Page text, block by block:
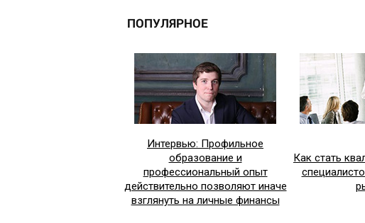
ПОПУЛЯРНОЕ
Интервью: Профильное
образование и
профессиональный опыт
действительно позволяют иначе
взглянуть на личные финансы
Как стать